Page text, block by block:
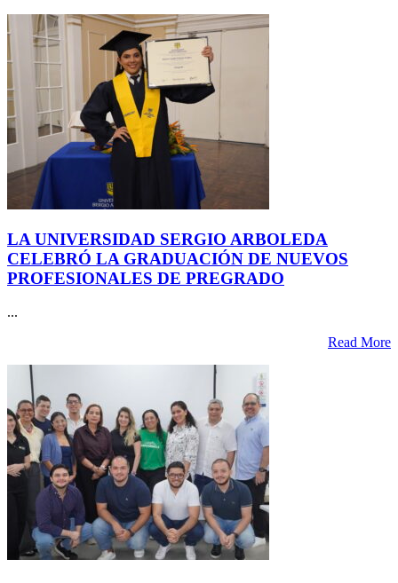
LA UNIVERSIDAD SERGIO ARBOLEDA
CELEBRÓ LA GRADUACIÓN DE NUEVOS
PROFESIONALES DE PREGRADO
...
Read More